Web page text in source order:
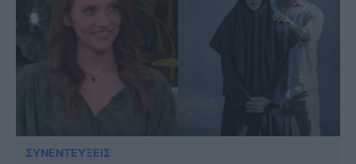
ΣΥΝΕΝΤΕΥΞΕΙΣ